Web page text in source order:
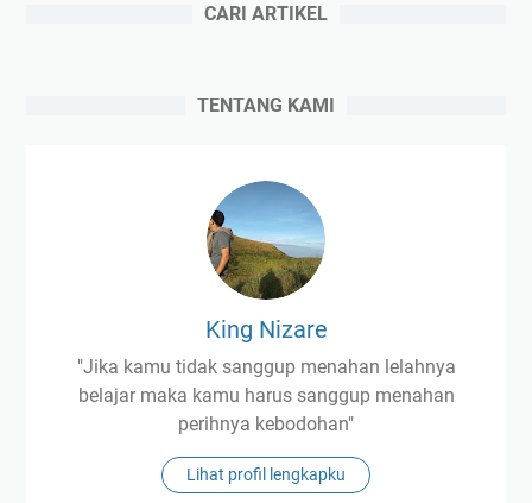
CARI ARTIKEL
TENTANG KAMI
King Nizare
"Jika kamu tidak sanggup menahan lelahnya
belajar maka kamu harus sanggup menahan
perihnya kebodohan"
Lihat profil lengkapku